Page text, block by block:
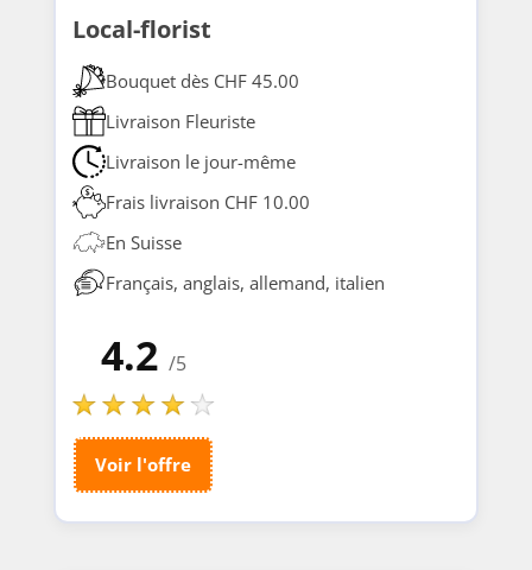
Local-florist
Bouquet dès CHF 45.00
Livraison Fleuriste
Livraison le jour-même
Frais livraison CHF 10.00
En Suisse
Français, anglais, allemand, italien
4.2 /5
Voir l'offre